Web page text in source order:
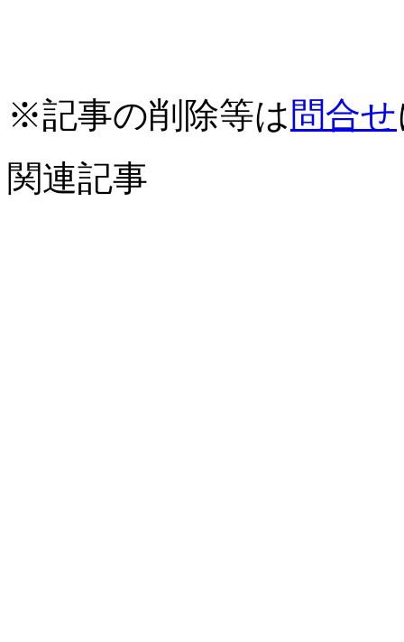
※記事の削除等は 問合せ
関連記事